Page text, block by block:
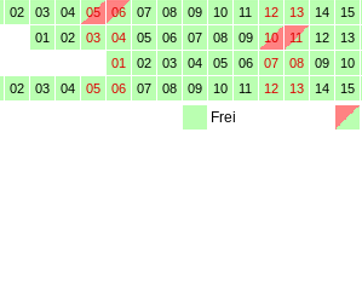
02 03 04 05 06 07 08 09 10 11 12 13 14 15
01 02 03 04 05 06 07 08 09 10 11 12 13
01 02 03 04 05 06 07 08 09 10
02 03 04 05 06 07 08 09 10 11 12 13 14 15
Frei